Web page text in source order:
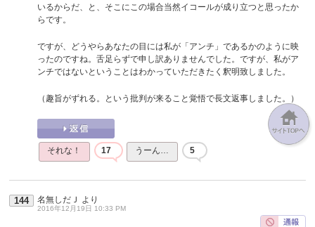
いるからだ、と、そこにこの場合当然イコールが成り立つと思ったか
らです。
ですが、どうやらあなたの目には私が「アンチ」であるかのように映
ったのですね。舌足らずで申し訳ありませんでした。ですが、私がア
ンチではないということはわかっていただきたく釈明致しました。
（趣旨がずれる。という批判が来ること覚悟で長文返事しました。）
それな！ 17 うーん… 5
144 名無しだＪ より
2016年12月19日 10:33 PM